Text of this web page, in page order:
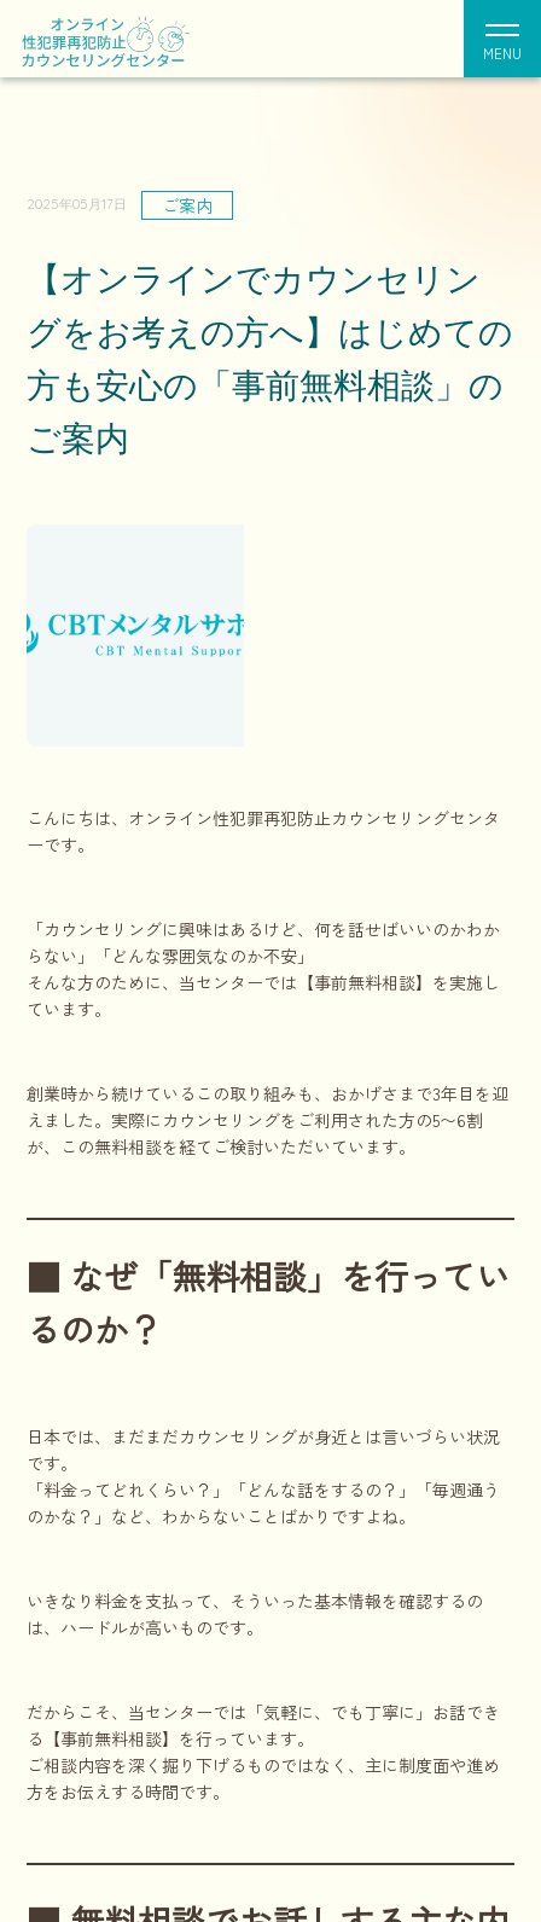
MENU
2025年05月17日 ご案内
【オンラインでカウンセリン
グをお考えの方へ】はじめての
方も安心の「事前無料相談」の
ご案内
こんにちは、オンライン性犯罪再犯防止カウンセリングセンタ
ーです。
「カウンセリングに興味はあるけど、何を話せばいいのかわか
らない」「どんな雰囲気なのか不安」
そんな方のために、当センターでは【事前無料相談】を実施し
ています。
創業時から続けているこの取り組みも、おかげさまで3年目を迎
えました。実際にカウンセリングをご利用された方の5〜6割
が、この無料相談を経てご検討いただいています。
■ なぜ「無料相談」を行ってい
るのか？
日本では、まだまだカウンセリングが身近とは言いづらい状況
です。
「料金ってどれくらい？」「どんな話をするの？」「毎週通う
のかな？」など、わからないことばかりですよね。
いきなり料金を支払って、そういった基本情報を確認するの
は、ハードルが高いものです。
だからこそ、当センターでは「気軽に、でも丁寧に」お話でき
る【事前無料相談】を行っています。
ご相談内容を深く掘り下げるものではなく、主に制度面や進め
方をお伝えする時間です。